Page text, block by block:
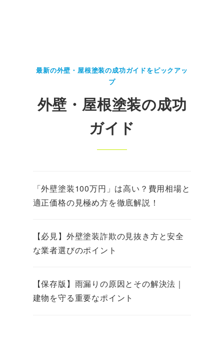
最新の外壁・屋根塗装の成功ガイドをピックアッ
プ
外壁・屋根塗装の成功
ガイド
「外壁塗装100万円」は高い？費用相場と
適正価格の見極め方を徹底解説！
【必見】外壁塗装詐欺の見抜き方と安全
な業者選びのポイント
【保存版】雨漏りの原因とその解決法｜
建物を守る重要なポイント